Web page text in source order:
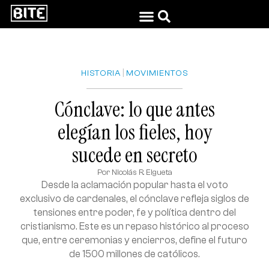
HISTORIA MOVIMIENTOS
Cónclave: lo que antes
elegían los fieles, hoy
sucede en secreto
Por Nicolás R. Elgueta
Desde la aclamación popular hasta el voto
exclusivo de cardenales, el cónclave refleja siglos de
tensiones entre poder, fe y política dentro del
cristianismo. Este es un repaso histórico al proceso
que, entre ceremonias y encierros, define el futuro
de 1500 millones de católicos.